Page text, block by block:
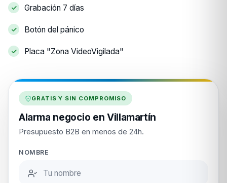
Grabación 7 días
Botón del pánico
Placa "Zona VideoVigilada"
GRATIS Y SIN COMPROMISO
Alarma negocio en Villamartín
Presupuesto B2B en menos de 24h.
NOMBRE